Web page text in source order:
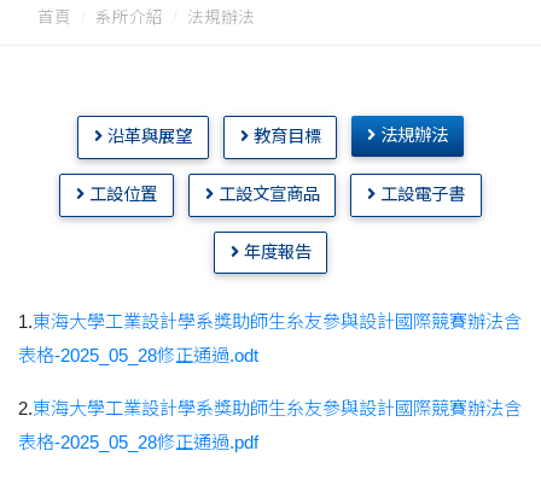
首頁 系所介紹 法規辦法
沿革與展望 教育目標 法規辦法
工設位置 工設文宣商品 工設電子書
年度報告
1.東海大學工業設計學系獎助師生糸友參與設計國際競賽辦法含
表格-2025_05_28修正通過.odt
2.東海大學工業設計學系獎助師生糸友參與設計國際競賽辦法含
表格-2025_05_28修正通過.pdf